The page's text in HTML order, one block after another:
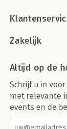
Zakelijk
Altijd op de
Schrijf u in
met relevante
events en de